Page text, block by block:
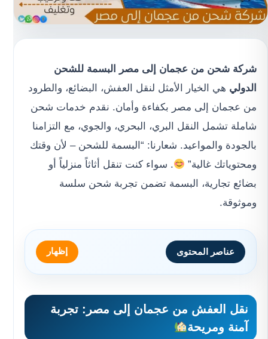
شركة شحن من عجمان إلى مصر
البسمة للشحن
الدولي هي الخيار الأمثل لنقل العفش، البضائع، والطرود
من عجمان إلى مصر بكفاءة وأمان. نقدم خدمات شحن
شاملة تشمل النقل البري، البحري، والجوي، مع التزامنا
بالجودة والمواعيد. شعارنا: “ البسمة للشحن – لأن وقتك
ومحتوياتك غالية”
. سواء كنت تنقل أثاثاً منزلياً أو
بضائع تجارية، البسمة تضمن تجربة شحن سلسة
وموثوقة.
عناصر المحتوى إظهار
نقل العفش من عجمان إلى مصر : تجربة
آمنة ومريحة